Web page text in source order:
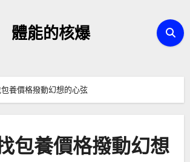
體能的核爆
養價格撥動幻想的心弦
包養價格撥動幻想